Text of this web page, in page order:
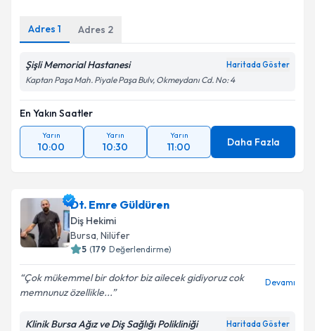
Kişisel verilerimin işlenmesine ilişkin
kapsamda işlenmesini kabul ediyorum.
Adres 1 Adres 2
Şişli Memorial Hastanesi Haritada Göster
Kaptan Paşa Mah. Piyale Paşa Bulv, Okmeydanı Cd. No: 4
En Yakın Saatler
Yarın
10:00
Yarın
10:30
Yarın
11:00 Daha Fazla
Dt. Emre Güldüren
Diş Hekimi
Bursa, Nilüfer
5 (179 Değerlendirme)
Çok mükemmel bir doktor biz ailecek gidiyoruz cok
memnunuz özellikle...
Devamı
Klinik Bursa Ağız ve Diş Sağlığı Polikliniği Haritada Göster